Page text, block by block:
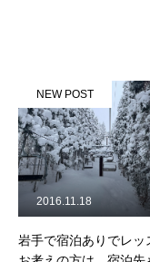
NEW POST
岩手で宿泊ありでレッ
2016.11.18